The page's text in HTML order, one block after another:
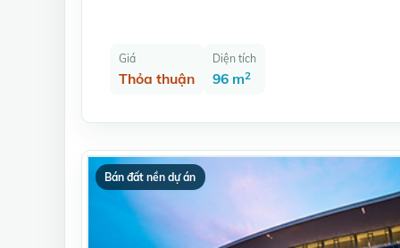
Giá
Thỏa thuận
Diện tích
96 m2
Bán đất nền dự án